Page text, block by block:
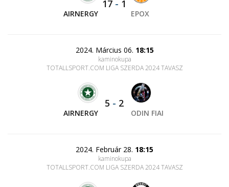
AIRNERGY
17 - 1
EPOX
2024. Március 06. 18:15
kaminokupa
TOTALLSPORT.COM LIGA SZERDA 2024 TAVASZ
AIRNERGY
5 - 2
ODIN FIAI
2024. Február 28. 18:15
kaminokupa
TOTALLSPORT.COM LIGA SZERDA 2024 TAVASZ